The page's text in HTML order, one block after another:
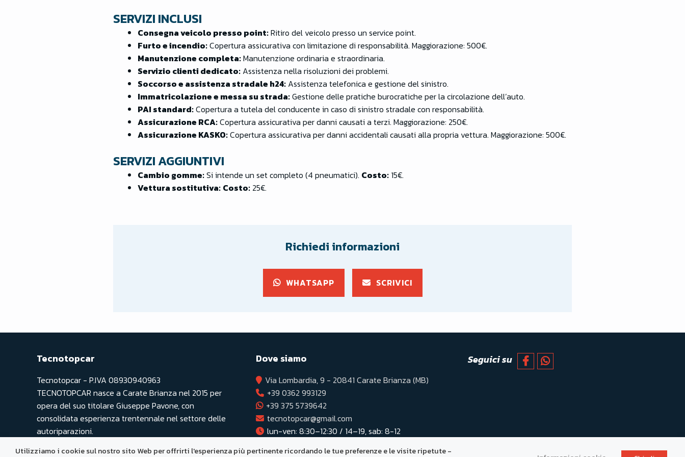
SERVIZI INCLUSI
Consegna veicolo presso point:Ritiro del veicolo presso un service point.
Furto e incendio:Copertura assicurativa con limitazione di responsabilità. Maggiorazione: 500€.
Manutenzione completa:Manutenzione ordinaria e straordinaria.
Servizio clienti dedicato: Assistenza nella risoluzioni dei problemi.
Soccorso e assistenza stradale h24: Assistenza telefonica e gestione del sinistro.
Immatricolazione e messa su strada:Gestione delle pratiche burocratiche per la circolazione dell’auto.
PAI standard:Copertura a tutela del conducente in caso di sinistro stradale con responsabilità.
Assicurazione RCA:Copertura assicurativa per danni causati a terzi. Maggiorazione: 250€.
Assicurazione KASKO:Copertura assicurativa per danni accidentali causati alla propria vettura. Maggiorazione: 500€.
SERVIZI AGGIUNTIVI
Cambio gomme:Si intende un set completo (4 pneumatici). Costo: 15€.
Vettura sostitutiva: Costo: 25€.
Richiedi informazioni
WHATSAPP SCRIVICI
Tecnotopcar
Tecnotopcar - P.IVA 08930940963
TECNOTOPCAR nasce a Carate Brianza nel 2015 per
opera del suo titolare Giuseppe Pavone, con
consolidata esperienza trentennale nel settore delle
autoriparazioni.
Dove siamo
Via Lombardia, 9 - 20841 Carate Brianza (MB)
+39 0362 993129
+39 375 5739642
tecnotopcar@gmail.com
lun-ven: 8:30–12:30 / 14–19, sab: 8-12
Seguici su
Utilizziamo i cookie sul nostro sito Web per offrirti l'esperienza più pertinente ricordando le tue preferenze e le visite ripetute -